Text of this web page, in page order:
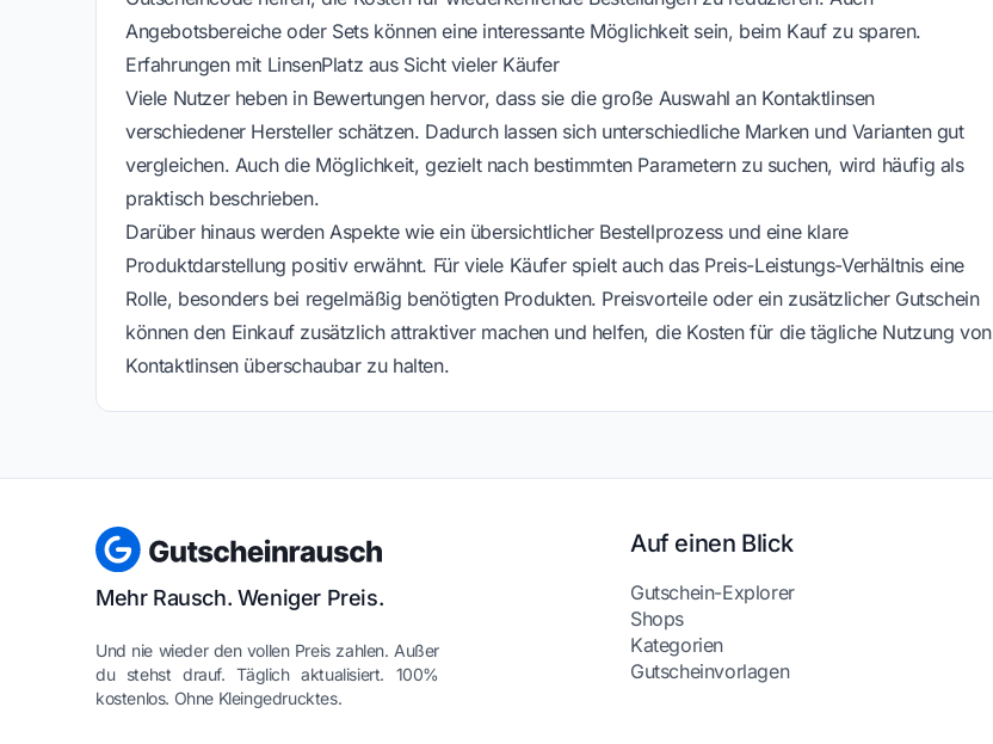
Angebotsbereiche oder Sets können eine interessante Möglichkeit sein, beim Kauf zu sparen.
Erfahrungen mit LinsenPlatz aus Sicht vieler Käufer
Viele Nutzer heben in Bewertungen hervor, dass sie die große Auswahl an Kontaktlinsen
verschiedener Hersteller schätzen. Dadurch lassen sich unterschiedliche Marken und Varianten gut
vergleichen. Auch die Möglichkeit, gezielt nach bestimmten Parametern zu suchen, wird häufig als
praktisch beschrieben.
Darüber hinaus werden Aspekte wie ein übersichtlicher Bestellprozess und eine klare
Produktdarstellung positiv erwähnt. Für viele Käufer spielt auch das Preis-Leistungs-Verhältnis eine
Rolle, besonders bei regelmäßig benötigten Produkten. Preisvorteile oder ein zusätzlicher Gutschein
können den Einkauf zusätzlich attraktiver machen und helfen, die Kosten für die tägliche Nutzung von
Kontaktlinsen überschaubar zu halten.
Mehr Rausch. Weniger Preis.
Und nie wieder den vollen Preis zahlen. Außer
du stehst drauf. Täglich aktualisiert. 100%
kostenlos. Ohne Kleingedrucktes.
Auf einen Blick
Gutschein-Explorer
Shops
Kategorien
Gutscheinvorlagen